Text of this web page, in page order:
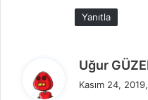
i
:
Yanıtla
Uğur
Kasım 24,